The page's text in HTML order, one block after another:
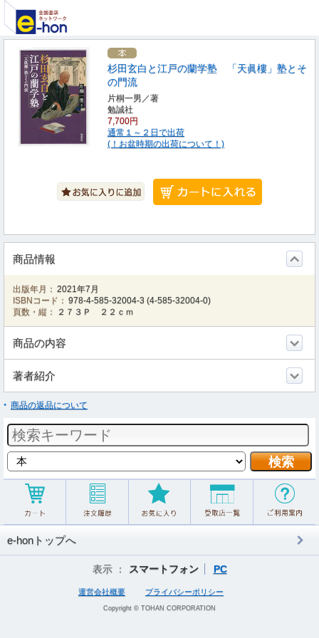
杉田玄白と江戸の蘭学塾 「天眞樓」塾とそ
の門流
片桐一男／著
勉誠社
7,700円
通常１～２日で出荷
(！お盆時期の出荷について！)
商品情報
出版年月： 2021年7月
ISBNコード： 978-4-585-32004-3 (4-585-32004-0)
頁数・縦：
２７３Ｐ ２２ｃｍ
商品の内容
著者紹介
商品の返品について
e-honトップへ
表示 ： スマートフォン PC
運営会社概要 プライバシーポリシー
Copyright © TOHAN CORPORATION